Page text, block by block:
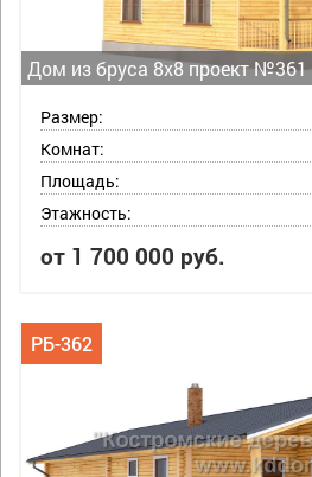
Дом из бруса 8х8 проект №361
Размер:
Комнат:
Площадь:
Этажность:
от 1 700 000 руб.
РБ-362